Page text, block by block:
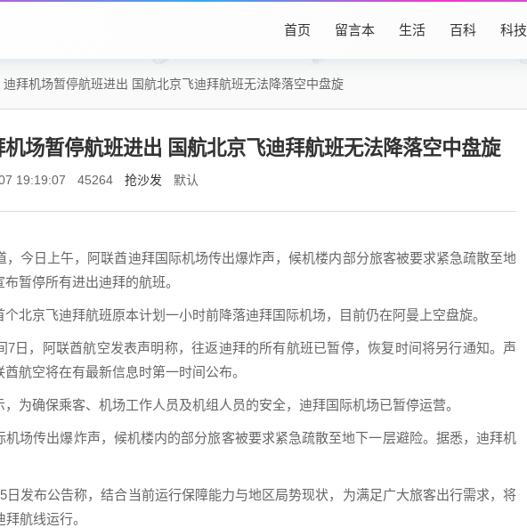
首页 留言本 生活 百科 科技
迪拜机场暂停航班进出 国航北京飞迪拜航班无法降落空中盘旋
机场暂停航班进出 国航北京飞迪拜航班无法降落空中盘旋
19:19:07 45264 抢沙发 默认
，今日上午，阿联酋迪拜国际机场传出爆炸声，候机楼内部分旅客被要求紧急疏散至地
暂停所有进出迪拜的航班。
北京飞迪拜航班原本计划一小时前降落迪拜国际机场，目前仍在阿曼上空盘旋。
7日，阿联酋航空发表声明称，往返迪拜的所有航班已暂停，恢复时间将另行通知。声
航空将在有最新信息时第一时间公布。
为确保乘客、机场工作人员及机组人员的安全，迪拜国际机场已暂停运营。
机场传出爆炸声，候机楼内的部分旅客被要求紧急疏散至地下一层避险。据悉，迪拜机
日发布公告称，结合当前运行保障能力与地区局势现状，为满足广大旅客出行需求，将
航线运行。